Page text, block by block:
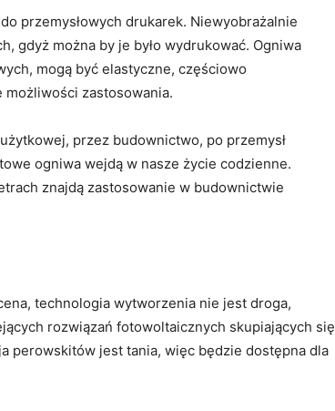
przemysłowych drukarek. Niewyobrażalnie
gdyż można by je było wydrukować. Ogniwa
mogą być elastyczne, częściowo
zastosowania.
przez budownictwo, po przemysł
ogniwa wejdą w nasze życie codzienne.
znajdą zastosowanie w budownictwie
technologia wytworzenia nie jest droga,
rozwiązań fotowoltaicznych skupiających się
perowskitów jest tania, więc będzie dostępna dla